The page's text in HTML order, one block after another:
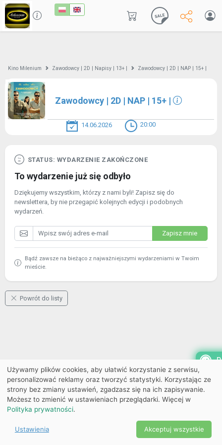
Kino Milenium Zawodowcy | 2D | Napisy | 13+ | Zawodowcy | 2D | NAP | 15+ |
Zawodowcy | 2D | NAP | 15+ |
14.06.2026 20:00
STATUS: WYDARZENIE ZAKOŃCZONE
To wydarzenie już się odbyło
Dziękujemy wszystkim, którzy z nami byli! Zapisz się do
newslettera, by nie przegapić kolejnych edycji i podobnych
wydarzeń.
Zapisz mnie
Bądź zawsze na bieżąco z najważniejszymi wydarzeniami w Twoim
mieście.
Powrót do listy
Ekobilet2026 |
Ustawienia
cookies
2026
Używamy plików cookies, aby ułatwić korzystanie z serwisu,
personalizować reklamy oraz tworzyć statystyki. Korzystając ze
strony bez zmiany ustawień, zgadzasz się na ich zapisywanie.
Możesz to zmienić w ustawieniach przeglądarki. Więcej w
Polityka prywatności.
Ustawienia Akceptuj wszystkie